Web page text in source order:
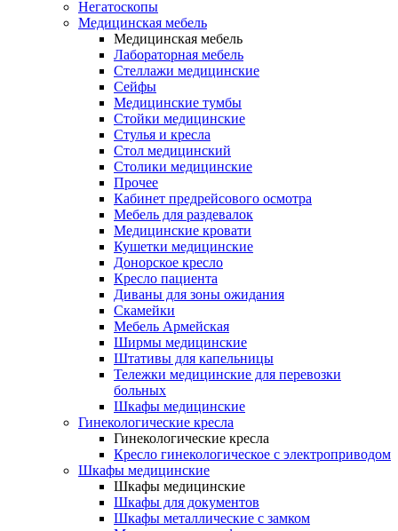
Негатоскопы
Медицинская мебель
Медицинская мебель
Лабораторная мебель
Стеллажи медицинские
Сейфы
Медицинские тумбы
Стойки медицинские
Cтулья и кресла
Стол медицинский
Столики медицинские
Прочее
Кабинет предрейсового осмотра
Мебель для раздевалок
Медицинские кровати
Кушетки медицинские
Донорское кресло
Кресло пациента
Диваны для зоны ожидания
Скамейки
Мебель Армейская
Ширмы медицинские
Штативы для капельницы
Тележки медицинские для перевозки
больных
Шкафы медицинские
Гинекологические кресла
Гинекологические кресла
Кресло гинекологическое с электроприводом
Шкафы медицинские
Шкафы медицинские
Шкафы для документов
Шкафы металлические с замком